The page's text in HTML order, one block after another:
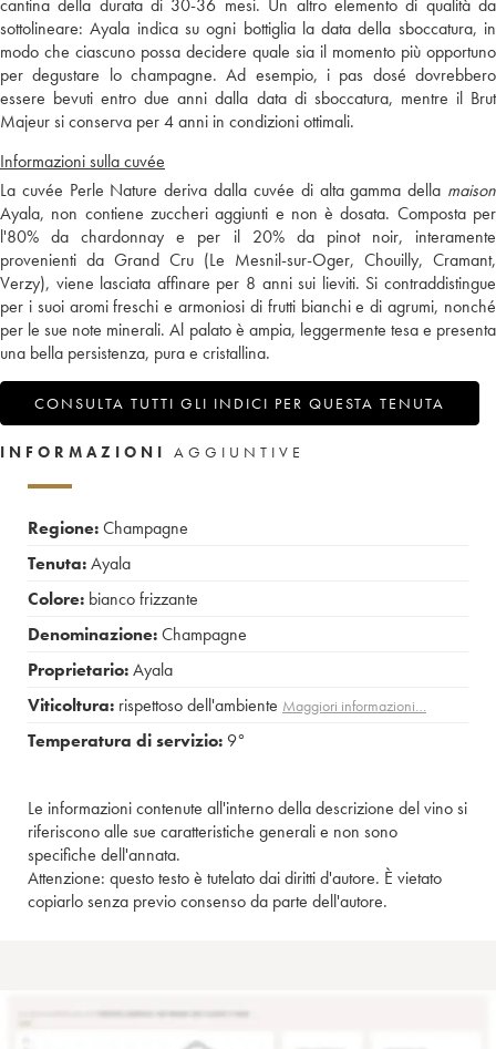
cantina della durata di 30-36 mesi. Un altro elemento di qualità da
sottolineare: Ayala indica su ogni bottiglia la data della sboccatura, in
modo che ciascuno possa decidere quale sia il momento più opportuno
per degustare lo champagne. Ad esempio, i pas dosé dovrebbero
essere bevuti entro due anni dalla data di sboccatura, mentre il Brut
Majeur si conserva per 4 anni in condizioni ottimali.
Informazioni sulla cuvée
La cuvée Perle Nature deriva dalla cuvée di alta gamma della maison
Ayala, non contiene zuccheri aggiunti e non è dosata. Composta per
l'80% da chardonnay e per il 20% da pinot noir, interamente
provenienti da Grand Cru (Le Mesnil-sur-Oger, Chouilly, Cramant,
Verzy), viene lasciata affinare per 8 anni sui lieviti. Si contraddistingue
per i suoi aromi freschi e armoniosi di frutti bianchi e di agrumi, nonché
per le sue note minerali. Al palato è ampia, leggermente tesa e presenta
una bella persistenza, pura e cristallina.
CONSULTA TUTTI GLI INDICI PER QUESTA TENUTA
INFORMAZIONI AGGIUNTIVE
Regione:Champagne
Tenuta:Ayala
Colore: bianco frizzante
Denominazione:Champagne
Proprietario:Ayala
Viticoltura: rispettoso dell'ambiente Maggiori informazioni…
Temperatura di servizio: 9°
Le informazioni contenute all'interno della descrizione del vino si
riferiscono alle sue caratteristiche generali e non sono
specifiche dell'annata.
Attenzione: questo testo è tutelato dai diritti d'autore. È vietato
copiarlo senza previo consenso da parte dell'autore.